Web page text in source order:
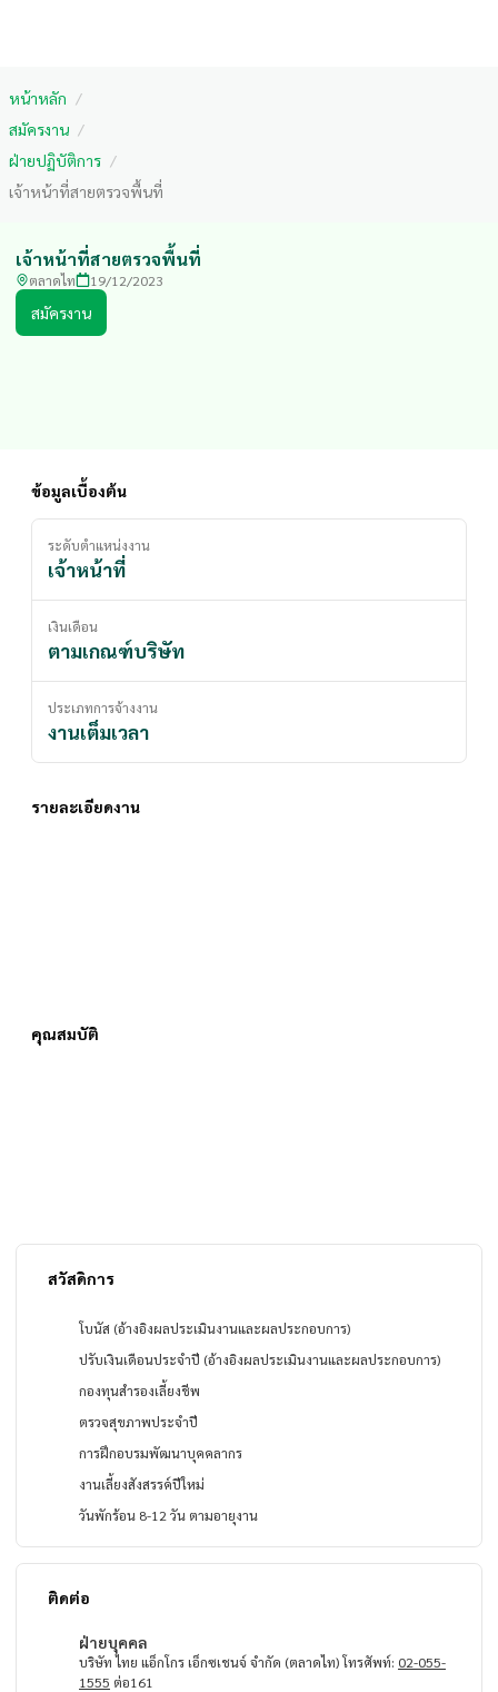
หน้าหลัก /
สมัครงาน /
ฝ่ายปฏิบัติการ /
เจ้าหน้าที่สายตรวจพื้นที่
เจ้าหน้าที่สายตรวจพื้นที่
ตลาดไท 19/12/2023
สมัครงาน
ข้อมูลเบื้องต้น
ระดับตำแหน่งงาน
เจ้าหน้าที่
เงินเดือน
ตามเกณฑ์บริษัท
ประเภทการจ้างงาน
งานเต็มเวลา
รายละเอียดงาน
คุณสมบัติ
สวัสดิการ
โบนัส (อ้างอิงผลประเมินงานและผลประกอบการ)
ปรับเงินเดือนประจำปี (อ้างอิงผลประเมินงานและผลประกอบการ)
กองทุนสำรองเลี้ยงชีพ
ตรวจสุขภาพประจำปี
การฝึกอบรมพัฒนาบุคคลากร
งานเลี้ยงสังสรรค์ปีใหม่
วันพักร้อน 8-12 วัน ตามอายุงาน
ติดต่อ
ฝ่ายบุคคล
บริษัท ไทย แอ็กโกร เอ็กซเชนจ์ จำกัด (ตลาดไท) โทรศัพท์: 02-055-
1555 ต่อ161